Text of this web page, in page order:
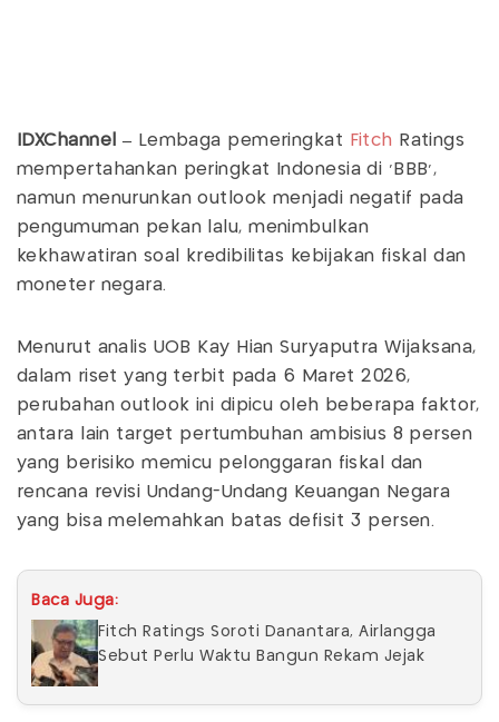
IDXChannel – Lembaga pemeringkat Fitch
Ratings
mempertahankan peringkat Indonesia di 'BBB',
namun menurunkan outlook menjadi negatif pada
pengumuman pekan lalu, menimbulkan
kekhawatiran soal kredibilitas kebijakan fiskal dan
moneter negara.
Menurut analis UOB Kay Hian Suryaputra Wijaksana,
dalam riset yang terbit pada 6 Maret 2026,
perubahan outlook ini dipicu oleh beberapa faktor,
antara lain target pertumbuhan ambisius 8 persen
yang berisiko memicu pelonggaran fiskal dan
rencana revisi Undang-Undang Keuangan Negara
yang bisa melemahkan batas defisit 3 persen.
Baca Juga:
Fitch Ratings Soroti Danantara, Airlangga
Sebut Perlu Waktu Bangun Rekam Jejak